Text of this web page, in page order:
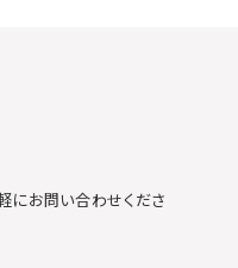
にお問い合わせくださ